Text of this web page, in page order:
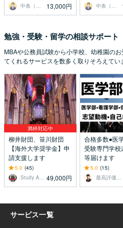
中条（ジョインキャリアオフィス）
13,000円
中条（ジョインキャリアオフィス）
勉強・受験・留学の相談サポート
MBAや公務員試験から小学校、幼稚園の
てくれるサービスを数多く取りそろえてい
満枠対応中
柳井財団、笹川財団
【海外大学奨学金】申
請支援します
5.0 (45)
Study Abroad
49,000円
合格多数●医
受験専門学校
等届けます
5.0 (15)
最高評価受賞プラチナランクライター桜